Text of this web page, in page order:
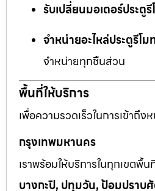
รับเปลี่ยนมอเตอร์ประตู
จำหน่ายอะไหล่ประตูรีโ
จำหน่ายทุกชิ้นส่วน
พื้นที่ให้บริการ
เพื่อความรวดเร็วในการเข้าถึ
กรุงเทพมหานคร
เราพร้อมให้บริการในทุกเขตพื้น
บางกะปิ, ปทุมวัน, ป้อมปราบ